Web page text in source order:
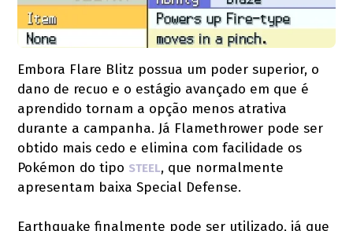
Embora Flare Blitz possua um poder superior, o
dano de recuo e o estágio avançado em que é
aprendido tornam a opção menos atrativa
durante a campanha. Já Flamethrower pode ser
obtido mais cedo e elimina com facilidade os
Pokémon do tipo STEEL, que normalmente
apresentam baixa Special Defense.
Earthquake finalmente pode ser utilizado, já que